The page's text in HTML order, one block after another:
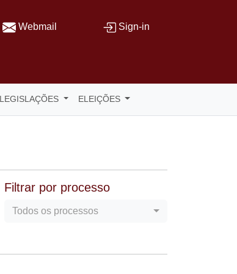
Webmail Sign-in
LEGISLAÇÕES ELEIÇÕES
Filtrar por processo
Todos os processos